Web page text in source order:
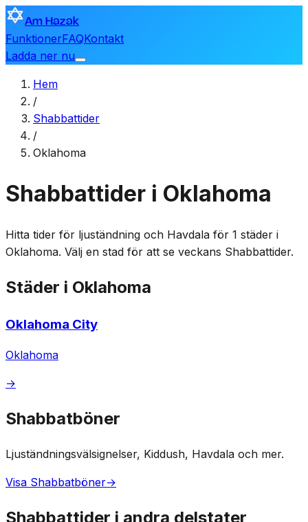
Am Hazak
FunktionerFAQKontakt
Ladda ner nu
Hem
/
Shabbattider
/
Oklahoma
Shabbattider i Oklahoma
Hitta tider för ljuständning och Havdala för 1 städer i
Oklahoma. Välj en stad för att se veckans Shabbattider.
Städer i Oklahoma
Oklahoma City
Oklahoma
→
Shabbatböner
Ljuständningsvälsignelser, Kiddush, Havdala och mer.
Visa Shabbatböner→
Shabbattider i andra delstater